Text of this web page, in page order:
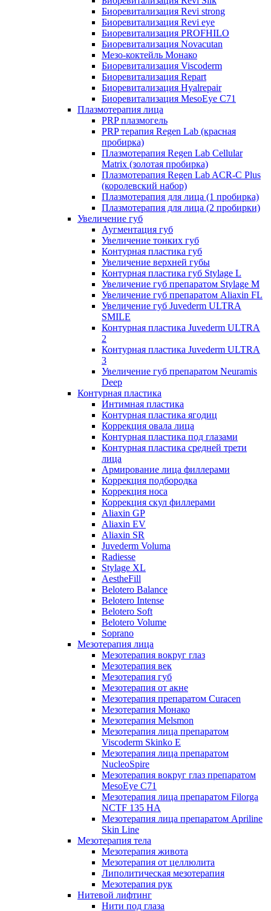
Биоревитализация Revi strong
Биоревитализация Revi eye
Биоревитализация PROFHILO
Биоревитализация Novacutan
Мезо-коктейль Монако
Биоревитализация Viscoderm
Биоревитализация Repart
Биоревитализация Hyalrepair
Биоревитализация MesoEye C71
Плазмотерапия лица
PRP плазмогель
PRP терапия Regen Lab (красная
пробирка)
Плазмотерапия Regen Lab Cellular
Matrix (золотая пробирка)
Плазмотерапия Regen Lab ACR-C Plus
(королевский набор)
Плазмотерапия для лица (1 пробирка)
Плазмотерапия для лица (2 пробирки)
Увеличение губ
Аугментация губ
Увеличение тонких губ
Контурная пластика губ
Увеличение верхней губы
Контурная пластика губ Stylage L
Увеличение губ препаратом Stylage M
Увеличение губ препаратом Aliaxin FL
Увеличение губ Juvederm ULTRA
SMILE
Контурная пластика Juvederm ULTRA
2
Контурная пластика Juvederm ULTRA
3
Увеличение губ препаратом Neuramis
Deep
Контурная пластика
Интимная пластика
Контурная пластика ягодиц
Коррекция овала лица
Контурная пластика под глазами
Контурная пластика средней трети
лица
Армирование лица филлерами
Коррекция подбородка
Коррекция носа
Коррекция скул филлерами
Aliaxin GP
Aliaxin EV
Aliaxin SR
Juvederm Voluma
Radiesse
Stylage XL
AestheFill
Belotero Balance
Belotero Intense
Belotero Soft
Belotero Volume
Soprano
Мезотерапия лица
Мезотерапия вокруг глаз
Мезотерапия век
Мезотерапия губ
Мезотерапия от акне
Мезотерапия препаратом Curacen
Мезотерапия Монако
Мезотерапия Melsmon
Мезотерапия лица препаратом
Viscoderm Skinko E
Мезотерапия лица препаратом
NucleoSpire
Мезотерапия вокруг глаз препаратом
MesoEye С71
Мезотерапия лица препаратом Filorga
NCTF 135 HA
Мезотерапия лица препаратом Apriline
Skin Line
Мезотерапия тела
Мезотерапия живота
Мезотерапия от целлюлита
Липолитическая мезотерапия
Мезотерапия рук
Нитевой лифтинг
Нити под глаза